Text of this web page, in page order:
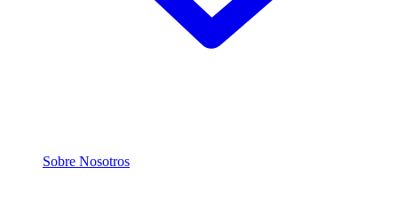
Sobre Nosotros